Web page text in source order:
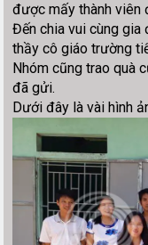
được mấy thành viên
Đến chia vui cùng gia
thầy cô giáo trường
Nhóm cũng trao quà
đã gửi.
Dưới đây là vài hình